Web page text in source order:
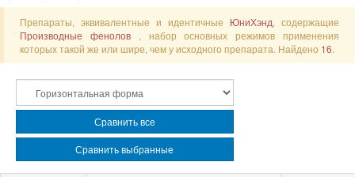
Препараты, эквивалентные и идентичные ЮниХэнд, содержащие
Производные фенолов, набор основных режимов применения
которых такой же или шире, чем у исходного препарата. Найдено 16.
Сравнить все
Сравнить выбранные